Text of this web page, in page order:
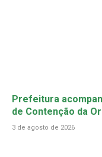
Prefeitura
de Contenção da
3 de agosto de 2026